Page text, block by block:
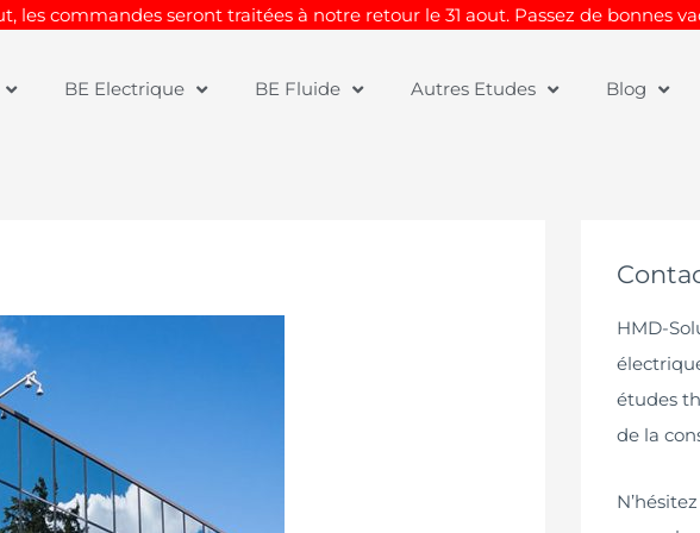
les commandes seront traitées à notre retour le 31 aout. Passez de bonnes
BE Electrique BE Fluide Autres Etudes Blog
HMD-
études
de la